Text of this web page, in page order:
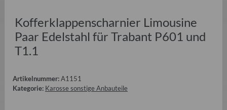
Kofferklappenscharnier Limousine
Paar Edelstahl für Trabant P601 und
T1.1
Artikelnummer:A1151
Kategorie: Karosse sonstige Anbauteile